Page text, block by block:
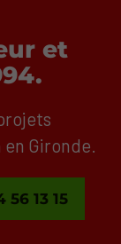
et
Gironde.
56 13 15